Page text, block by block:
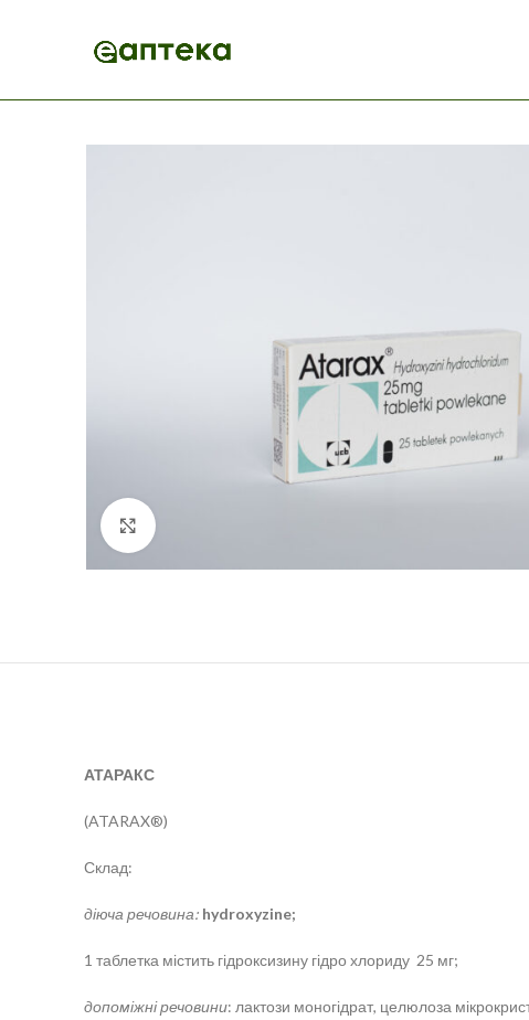
АТАРАКС
(ATARAX®)
Склад:
діюча речовина: hydroxyzine;
1 таблетка містить гідроксизину гідро хлориду 25 мг;
допоміжні речовини: лактози моногідрат, целюлоза